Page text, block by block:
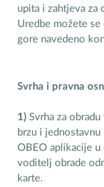
upita i zahtjeva za
Uredbe možete
gore navedeno
Svrha i pravna
1) Svrha za
brzu i
OBEO aplikacije
voditelj obrade
karte.